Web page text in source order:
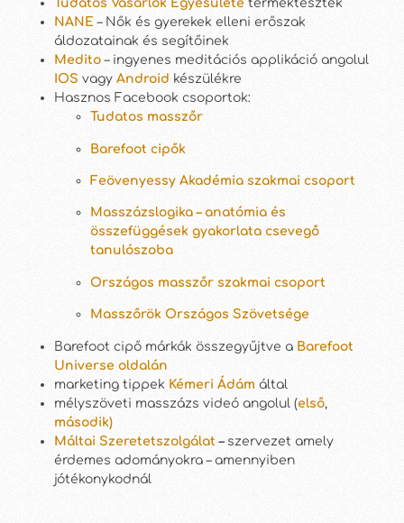
Tudatos Vásárlók Egyesülete terméktesztek
NANE – Nők és gyerekek elleni erőszak
áldozatainak és segítőinek
Medito – ingyenes meditációs applikáció angolul
IOS vagy Android készülékre
Hasznos Facebook csoportok:
Tudatos masszőr
Barefoot cipők
Feövenyessy Akadémia szakmai csoport
Masszázslogika – anatómia és
összefüggések gyakorlata csevegő
tanulószoba
Országos masszőr szakmai csoport
Masszőrök Országos Szövetsége
Barefoot cipő márkák összegyűjtve a Barefoot
Universe oldalán
marketing tippek Kémeri Ádám által
mélyszöveti masszázs videó angolul (első,
második)
Máltai Szeretetszolgálat –szervezet amely
érdemes adományokra – amennyiben
jótékonykodnál